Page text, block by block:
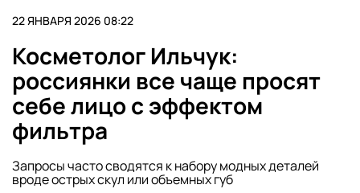
22 ЯНВАРЯ 2026 08:22
Косметолог Ильчук:
россиянки все чаще просят
себе лицо с эффектом
фильтра
Запросы часто сводятся к набору модных деталей
вроде острых скул или объемных губ